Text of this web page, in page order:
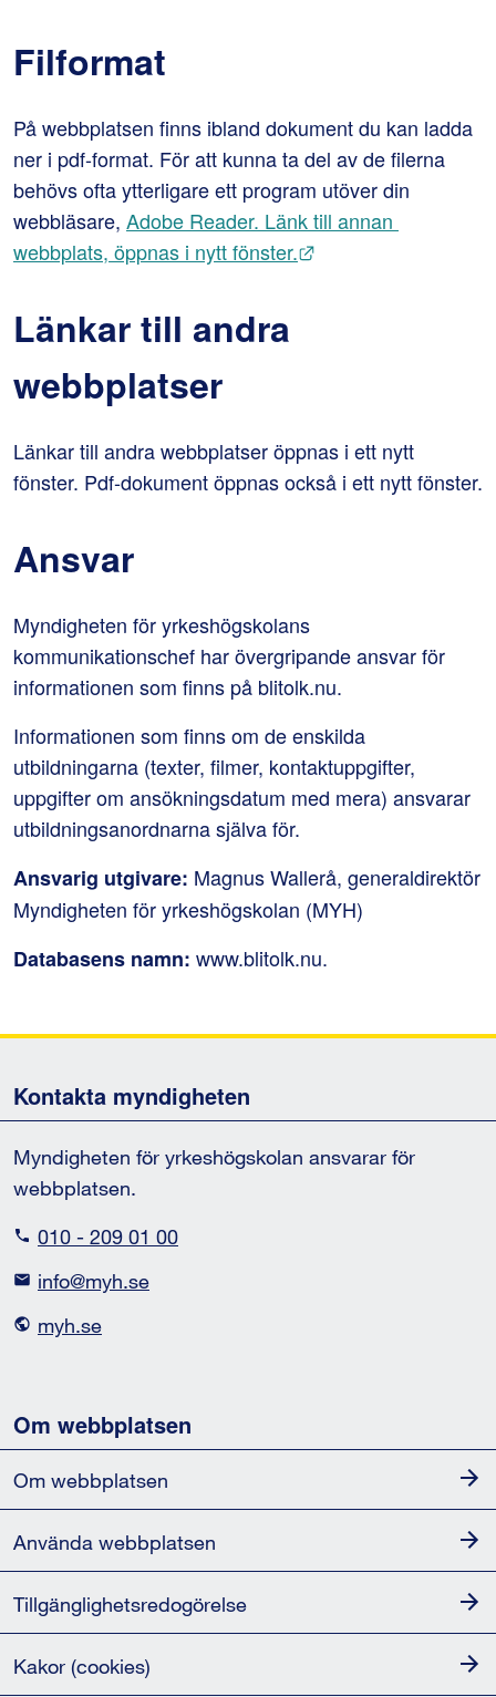
Filformat
På webbplatsen finns ibland dokument du kan ladda
ner i pdf-format. För att kunna ta del av de filerna
behövs ofta ytterligare ett program utöver din
webbläsare, Adobe Reader. Länk till annan
webbplats, öppnas i nytt fönster.
Länk till annan
Länkar till andra
webbplatser
Länkar till andra webbplatser öppnas i ett nytt
fönster. Pdf-dokument öppnas också i ett nytt fönster.
Ansvar
Myndigheten för yrkeshögskolans
kommunikationschef har övergripande ansvar för
informationen som finns på blitolk.nu.
Informationen som finns om de enskilda
utbildningarna (texter, filmer, kontaktuppgifter,
uppgifter om ansökningsdatum med mera) ansvarar
utbildningsanordnarna själva för.
Ansvarig utgivare: Magnus Wallerå, generaldirektör
Myndigheten för yrkeshögskolan (MYH)
Databasens namn: www.blitolk.nu.
Kontakta myndigheten
Myndigheten för yrkeshögskolan ansvarar för
webbplatsen.
010 - 209 01 00
info@myh.se
myh.se
Om webbplatsen
Om webbplatsen
Använda webbplatsen
Tillgänglighets­redogörelse
Kakor (cookies)